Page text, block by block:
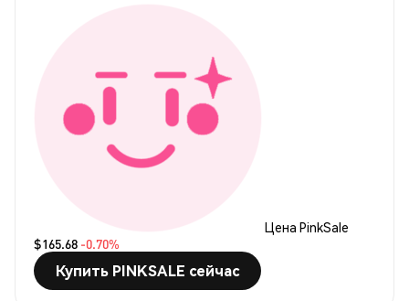
Цена PinkSale
$165.68 -0.70%
Купить PINKSALE сейчас